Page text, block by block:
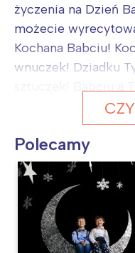
życzenia na Dzień
możecie
Kochana Babciu!
wnuczek! Dziadku
Polecamy